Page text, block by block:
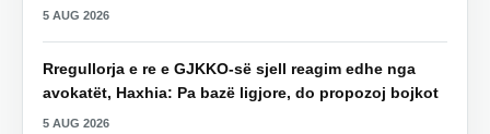
5 AUG 2026
Rregullorja e re e GJKKO-së sjell reagim edhe nga
avokatët, Haxhia: Pa bazë ligjore, do propozoj bojkot
5 AUG 2026